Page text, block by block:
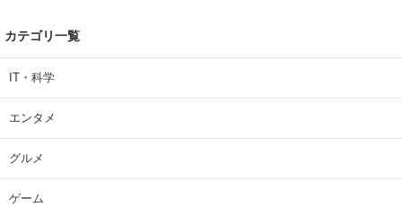
カテゴリ一覧
IT・科学
エンタメ
グルメ
ゲーム